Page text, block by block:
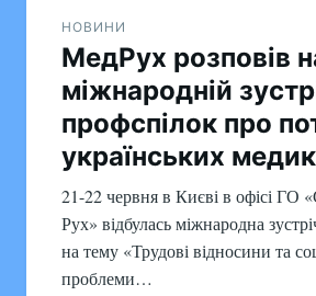
НОВИНИ
МедРух розповів
міжнародній
профспілок про
українських
21-22 червня в Києві в офісі ГО
Рух» відбулась міжнародна
на тему «Трудові відносини та
проблеми…